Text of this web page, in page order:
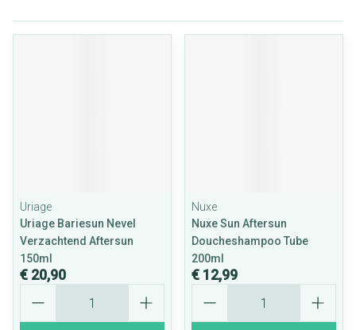
Uriage
Uriage Bariesun Nevel
Verzachtend Aftersun
150ml
€ 20,90
Nuxe
Nuxe Sun Aftersun
Doucheshampoo Tube
200ml
€ 12,99